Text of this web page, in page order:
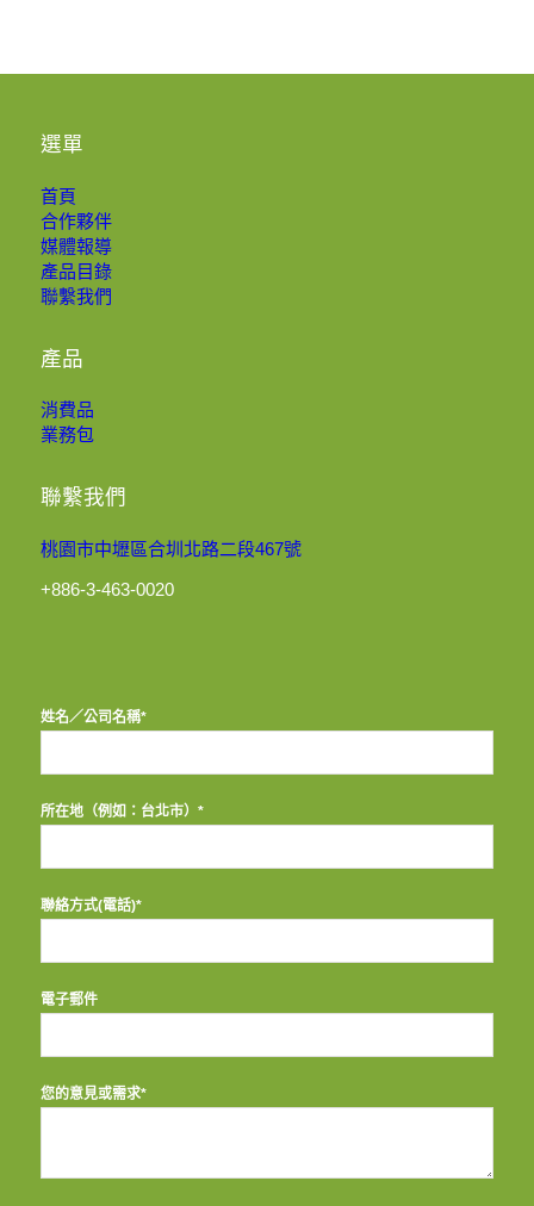
選單
首頁
合作夥伴
媒體報導
產品目錄
聯繫我們
產品
消費品
業務包
聯繫我們
桃園市中壢區合圳北路二段467號
+886-3-463-0020
姓名／公司名稱*
所在地（例如：台北市）*
聯絡方式(電話)*
電子郵件
您的意見或需求*